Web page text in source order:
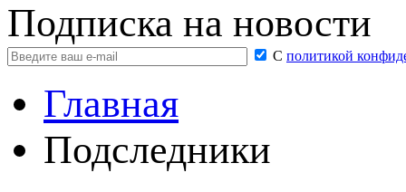
Подписка на новости
С политикой
Главная
Подследники